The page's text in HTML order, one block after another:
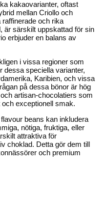
kakaovarianter, oftast
mellan Criollo och
och rika
är särskilt uppskattad för sin
erbjuder en balans av
i vissa regioner som
dessa speciella varianter,
Karibien, och vissa
på dessa bönor är hög
artisan-chocolatiers som
exceptionell smak.
beans kan inkludera
nötiga, fruktiga, eller
attraktiva för
choklad. Detta gör dem till
och premium